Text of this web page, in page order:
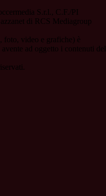
S.r.l., C.F./PI
di RCS Mediagroup
foto, video e grafiche) è
ad oggetto i contenuti del